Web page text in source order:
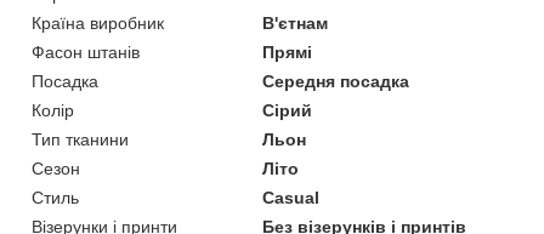
Країна виробник
В'єтнам
Фасон штанів
Прямі
Посадка
Середня посадка
Колір
Сірий
Тип тканини
Льон
Сезон
Літо
Стиль
Casual
Візерунки і принти
Без візерунків і принтів